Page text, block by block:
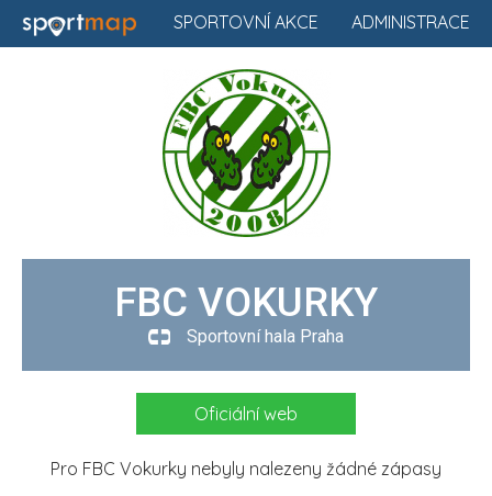
ADMINISTRACE
SPORTOVNÍ AKCE
FBC VOKURKY
Sportovní hala Praha
Oficiální web
Pro FBC Vokurky nebyly nalezeny žádné zápasy